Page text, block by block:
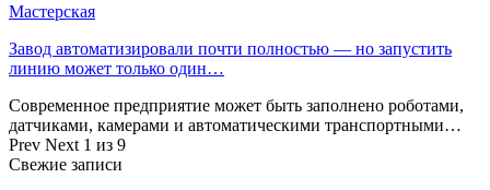
Мастерская
Завод автоматизировали почти полностью — но запустить
линию может только один…
Современное предприятие может быть заполнено роботами,
датчиками, камерами и автоматическими транспортными…
Prev Next 1 из 9
Свежие записи